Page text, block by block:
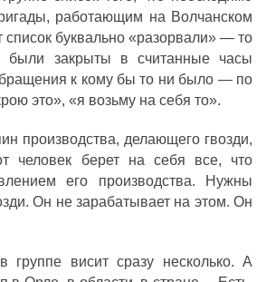
работающим на Волчанском
список буквально «разорвали» — то
были закрыты в считанные часы
к кому бы то ни было — по
это», «я возьму на себя то».
производства, делающего гвозди,
человек берет на себя все, что
его производства. Нужны
Он не зарабатывает на этом. Он
группе висит сразу несколько. А